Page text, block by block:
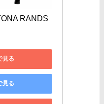
RANDS
見る
見る